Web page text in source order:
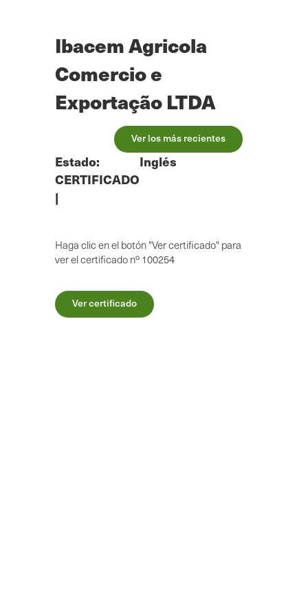
Ibacem Agricola
Comercio e
Exportação LTDA
Ver los más recientes
Estado:
CERTIFICADO
|
Inglés
Haga clic en el botón "Ver certificado" para
ver el certificado nº 100254
Ver certificado